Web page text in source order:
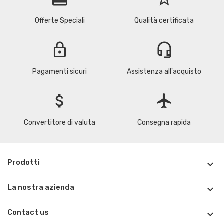
Offerte Speciali Qualità certificata
lock
Pagamenti sicuri
headset_mic
Assistenza all'acquisto
attach_money
Convertitore di valuta
flight
Consegna rapida
Prodotti 
La nostra azienda 
Contact us 